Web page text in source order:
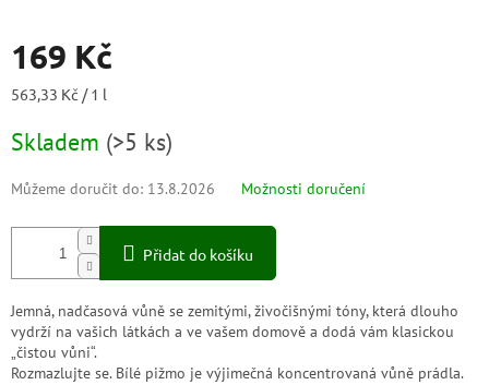
169 Kč
Měrná
563,33 Kč / 1 l
Skladem (>5 ks)
Můžeme doručit do: 13.8.2026 Možnosti doručení
Přidat do košíku
Jemná, nadčasová vůně se zemitými, živočišnými tóny, která dlouho
vydrží na vašich látkách a ve vašem domově a dodá vám klasickou
„čistou vůni“.
Rozmazlujte se. Bílé pižmo je výjimečná koncentrovaná vůně prádla.